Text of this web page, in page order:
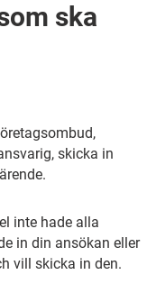
ska
skicka in
inte hade alla
in din ansökan eller
vill skicka in den.